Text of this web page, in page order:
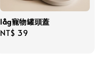
låg寵物罐頭蓋
Regular
NT$ 39